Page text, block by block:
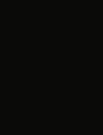
tab